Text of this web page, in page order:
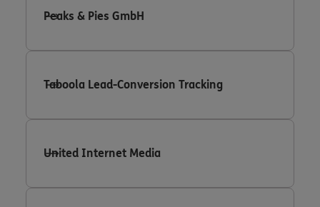
Peaks & Pies GmbH
Taboola Lead-Conversion Tracking
United Internet Media